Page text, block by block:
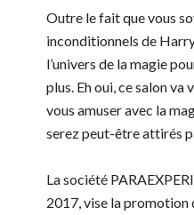
Outre le fait que vous
inconditionnels de
l’univers de la magie
plus. Eh oui, ce salon
vous amuser avec la
serez peut-être attirés
La société
2017, vise la promotion